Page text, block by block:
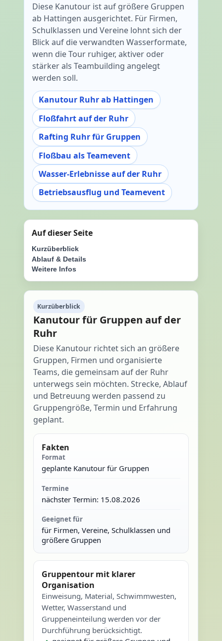
Kurzüberblick
Kanutour für Gruppen auf der
Ruhr
Diese Kanutour richtet sich an größere
Gruppen, Firmen und organisierte
Teams, die gemeinsam auf der Ruhr
unterwegs sein möchten. Strecke, Ablauf
und Betreuung werden passend zu
Gruppengröße, Termin und Erfahrung
geplant.
Fakten
Format
geplante Kanutour für Gruppen
Termine
nächster Termin: 15.08.2026
Geeignet für
für Firmen, Vereine, Schulklassen und
größere Gruppen
Gruppentour mit klarer
Organisation
Einweisung, Material, Schwimmwesten,
Wetter, Wasserstand und
Gruppeneinteilung werden vor der
Durchführung berücksichtigt.
Diese Kanutour ist auf größere Gruppen
ab Hattingen ausgerichtet. Für Firmen,
Schulklassen und Vereine lohnt sich der
Blick auf die verwandten Wasserformate,
wenn die Tour ruhiger, aktiver oder
stärker als Teambuilding angelegt
werden soll.
Kanutour Ruhr ab Hattingen
Floßfahrt auf der Ruhr
Rafting Ruhr für Gruppen
Floßbau als Teamevent
Wasser-Erlebnisse auf der Ruhr
Betriebsausflug und Teamevent
Auf dieser Seite
Kurzüberblick
Ablauf & Details
Weitere Infos